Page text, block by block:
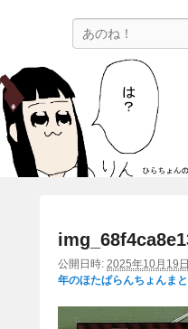
ひらちょん
ほたがページ上部にある
公開日時: 2025年10月19日
年のほたぱらんちょんま